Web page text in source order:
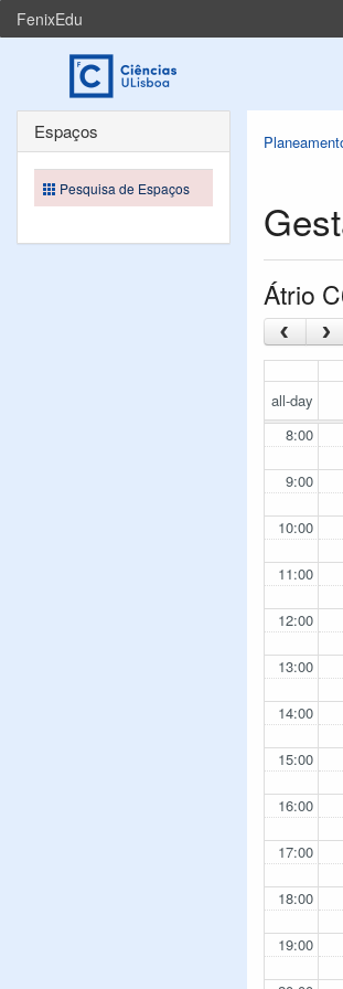
FenixEdu
Átrio
‹ ›
all-day
8:00
9:00
10:00
11:00
12:00
13:00
14:00
15:00
16:00
17:00
18:00
19:00
Espaços
Pesquisa de Espaços